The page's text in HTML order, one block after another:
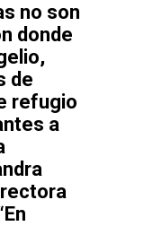
no son
donde
de
refugio
a